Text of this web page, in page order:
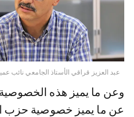
عبد العزيز قراقي الأستاذ الجامعي نائب
وعن ما يميز هذه
عن ما يميز خصوصية حزب